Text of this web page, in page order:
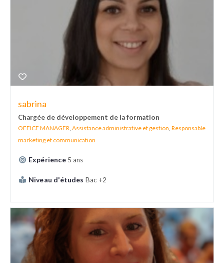
sabrina
Chargée de développement de la formation
OFFICE MANAGER Assistance administrative et gestion Responsable
marketing et communication
Expérience 5 ans
Niveau d'études Bac +2